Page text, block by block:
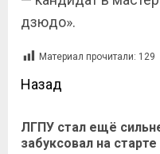
дзюдо».
Материал прочитали: 129
Назад
ЛГПУ стал ещё
забуксовал на старте